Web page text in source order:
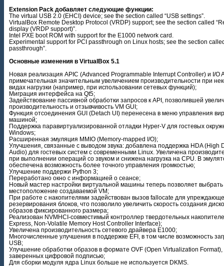
Extension Pack добавляет следующие функции:
The virtual USB 2.0 (EHCI) device; see the section called “USB settings”.
VirtualBox Remote Desktop Protocol (VRDP) support; see the section called
display (VRDP support)”.
Intel PXE boot ROM with support for the E1000 network card.
Experimental support for PCI passthrough on Linux hosts; see the section
passthrough”.
Основные изменения в VirtualBox 5.1
Новая реализация APIC (Advanced Programmable Interrupt Controller) и I/O
примечательная значительным увеличением производительности при
видах нагрузки (например, при использовании сетевых функций);
Миграция интерфейса на Qt5;
Задействование пассивной обработки запросов к API, позволившей
производительность и отзывчивость VM GUI;
Функция отсоединения GUI (Detach UI) перенесена в меню управления
машиной;
Поддержка паравиртуализированной отладки Hyper-V для гостевых
Windows;
Расширенная эмуляция MMIO (Memory-mapped I/O);
Улучшения, связанные с выводом звука: добавлена поддержка HDA (High
Audio) для гостевых систем с современными Linux. Увеличена
при выполнении операций со звуком и снижена нагрузка на CPU. В
обеспечена возможность более точного управления громкостью;
Улучшение поддержи Python 3;
Переработано окно с информацией о сеансе;
Новый мастер настройки виртуальной машины теперь позволяет выбрать
местоположение создаваемой VM;
При работе с накопителями задействован вызов fallocate для
резервирования блоков, что позволило увеличить скорость создания
образов фиксированного размера;
Реализован NVMHCI-совместимый контроллер твердотельных
Express, Non-Volatile Memory Host Controller Interface);
Увеличена производительность сетевого драйвера E1000;
Многочисленные улучшения в поддержке EFI, в том числе возможность
USB;
Улучшение обработки образов в формате OVF (Open Virtualization Format),
заверенных цифровой подписью;
Для сборки модуля ядра Linux больше не используется DKMS.